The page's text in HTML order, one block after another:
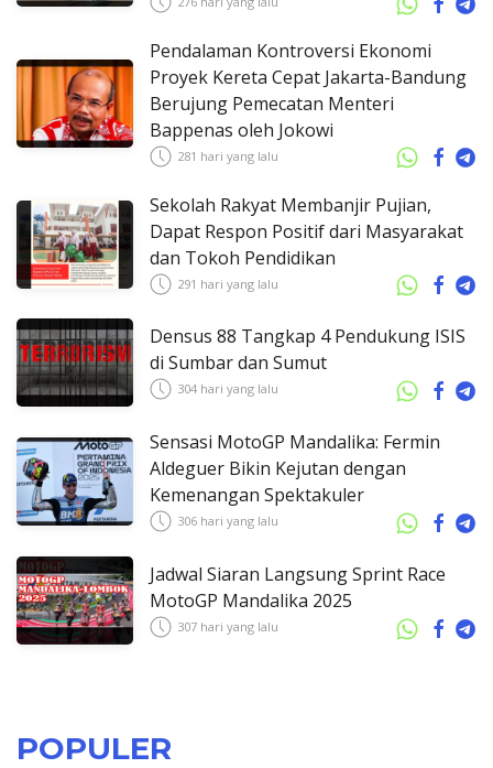
Pendalaman Kontroversi Ekonomi
Proyek Kereta Cepat Jakarta-Bandung
Berujung Pemecatan Menteri
Bappenas oleh Jokowi
281 hari yang lalu
Sekolah Rakyat Membanjir Pujian,
Dapat Respon Positif dari Masyarakat
dan Tokoh Pendidikan
291 hari yang lalu
Densus 88 Tangkap 4 Pendukung ISIS
di Sumbar dan Sumut
304 hari yang lalu
Sensasi MotoGP Mandalika: Fermin
Aldeguer Bikin Kejutan dengan
Kemenangan Spektakuler
306 hari yang lalu
Jadwal Siaran Langsung Sprint Race
MotoGP Mandalika 2025
307 hari yang lalu
POPULER